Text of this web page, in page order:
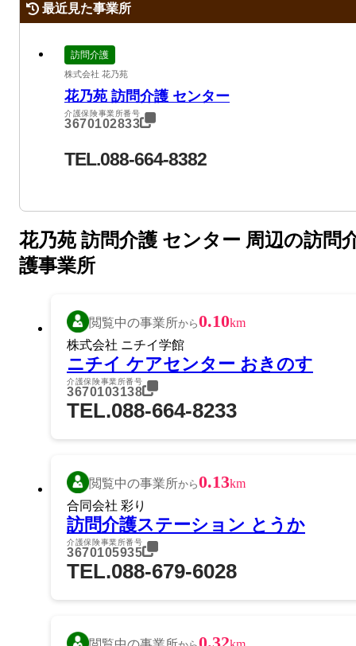
最近見た事業所
訪問介護
株式会社 花乃苑
花乃苑 訪問介護 センター
介護保険事業所番号
3670102833
TEL.088-664-8382
花乃苑 訪問介護 センター 周辺の訪問
護事業所
閲覧中の事業所から0.10km
株式会社 ニチイ学館
ニチイ ケアセンター おきのす
介護保険事業所番号
3670103138
TEL.088-664-8233
閲覧中の事業所から0.13km
合同会社 彩り
訪問介護ステーション とうか
介護保険事業所番号
3670105935
TEL.088-679-6028